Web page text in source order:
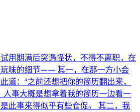
用期满后突遇怪状，不得不离职，在
味的细节—— 其一，在那一方小会
道：“之前还想把你的简历翻出来，
人事大概是想拿着我的简历一边看一
此事来得似乎有些仓促。 其二，我